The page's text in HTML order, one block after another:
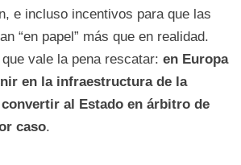
e incluso incentivos para que las
“en papel” más que en realidad.
que vale la pena rescatar:en Europa
en la infraestructura de la
al Estado en árbitro de
caso.